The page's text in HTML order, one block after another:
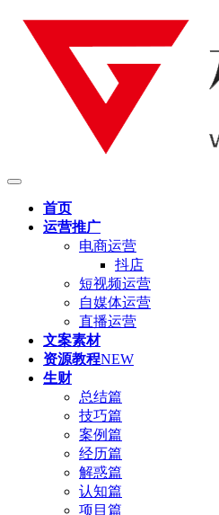
首页
运营推广
电商运营
抖店
短视频运营
自媒体运营
直播运营
文案素材
资源教程NEW
生财
总结篇
技巧篇
案例篇
经历篇
解惑篇
认知篇
项目篇